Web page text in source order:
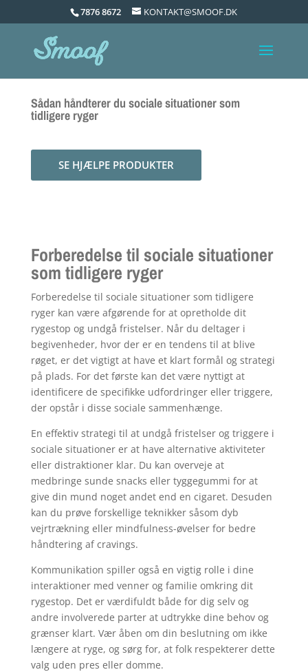
7876 8672 KONTAKT@SMOOF.DK
Sådan håndterer du sociale situationer som
tidligere ryger
SE HJÆLPE PRODUKTER
Forberedelse til sociale situationer
som tidligere ryger
Forberedelse til sociale situationer som tidligere
ryger kan være afgørende for at opretholde dit
rygestop og undgå fristelser. Når du deltager i
begivenheder, hvor der er en tendens til at blive
røget, er det vigtigt at have et klart formål og strategi
på plads. For det første kan det være nyttigt at
identificere de specifikke udfordringer eller triggere,
der opstår i disse sociale sammenhænge.
En effektiv strategi til at undgå fristelser og triggere i
sociale situationer er at have alternative aktiviteter
eller distraktioner klar. Du kan overveje at
medbringe sunde snacks eller tyggegummi for at
give din mund noget andet end en cigaret. Desuden
kan du prøve forskellige teknikker såsom dyb
vejrtrækning eller mindfulness-øvelser for bedre
håndtering af cravings.
Kommunikation spiller også en vigtig rolle i dine
interaktioner med venner og familie omkring dit
rygestop. Det er værdifuldt både for dig selv og
andre involverede parter at udtrykke dine behov og
grænser klart. Vær åben om din beslutning om ikke
længere at ryge, og sørg for, at folk respekterer dette
valg uden pres eller domme.